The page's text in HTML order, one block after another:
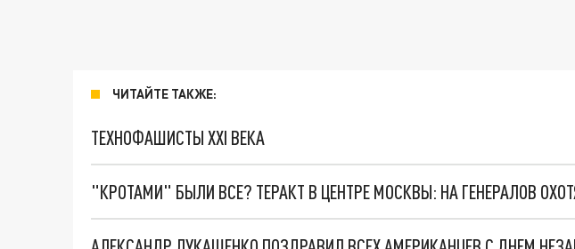
ЧИТАЙТЕ ТАКЖЕ:
ТЕХНОФАШИСТЫ XXI ВЕКА
"КРОТАМИ" БЫЛИ ВСЕ? ТЕРАКТ В ЦЕНТРЕ МОСКВЫ: НА ГЕНЕРАЛОВ